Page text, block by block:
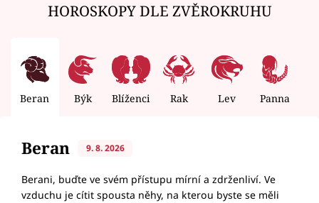
HOROSKOPY DLE ZVĚROKRUHU
Beran Býk Blíženci Rak Lev Panna
Beran 9. 8. 2026
Berani, buďte ve svém přístupu mírní a zdrženliví. Ve
vzduchu je cítit spousta něhy, na kterou byste se měli